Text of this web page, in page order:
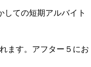
しての短期アルバイト
ます。アフター５にお